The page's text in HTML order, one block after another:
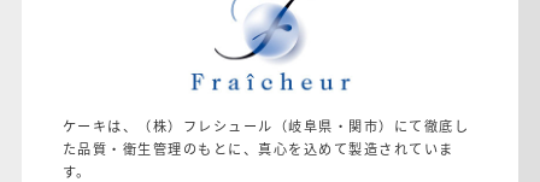
ケーキは、（株）フレシュール（岐阜県・関市）にて徹底し
た品質・衛生管理のもとに、真心を込めて製造されていま
す。